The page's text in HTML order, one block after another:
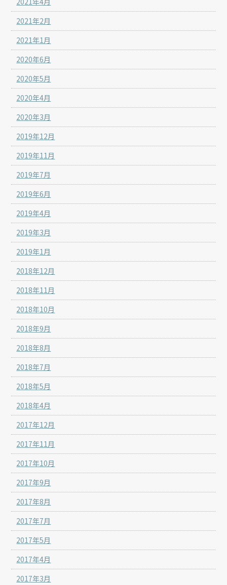
2021年2月
2021年1月
2020年6月
2020年5月
2020年4月
2020年3月
2019年12月
2019年11月
2019年7月
2019年6月
2019年4月
2019年3月
2019年1月
2018年12月
2018年11月
2018年10月
2018年9月
2018年8月
2018年7月
2018年5月
2018年4月
2017年12月
2017年11月
2017年10月
2017年9月
2017年8月
2017年7月
2017年5月
2017年4月
2017年3月